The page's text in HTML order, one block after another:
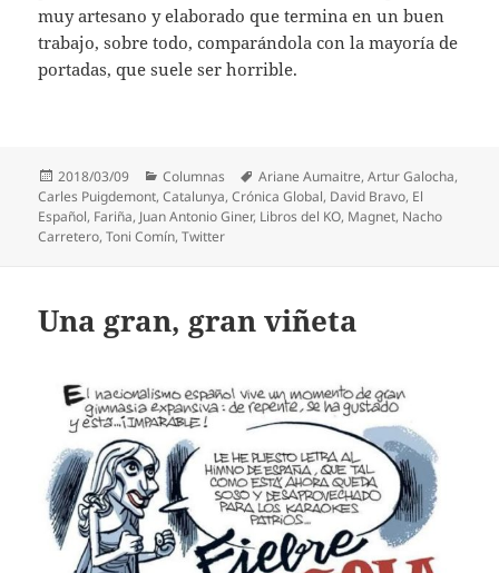
muy artesano y elaborado que termina en un buen
trabajo, sobre todo, comparándola con la mayoría de
portadas, que suele ser horrible.
Publicado
el
2018/03/09 Categorías
Columnas Etiquetas
Ariane Aumaitre,Artur Galocha,
Carles Puigdemont,Catalunya,Crónica Global, David Bravo, El
Español, Fariña, Juan Antonio Giner, Libros del KO, Magnet, Nacho
Carretero,Toni Comín,Twitter
Una gran, gran viñeta